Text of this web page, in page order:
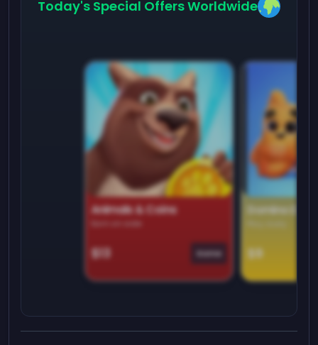
Today's Special Offers Worldwide
Animals & Coins
Earn on side
$13 Game
Domino
$9